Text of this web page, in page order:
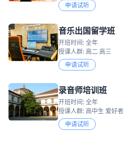
申请试听
音乐出国留学班
开班时间: 全年
授课人群: 高二 高三
申请试听
录音师培训班
开班时间: 全年
授课人群: 高中生 爱好者
申请试听